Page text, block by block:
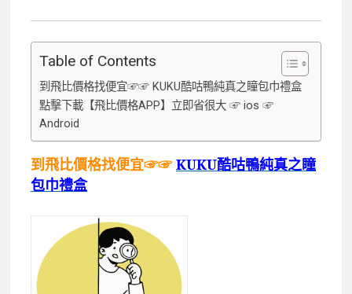
Table of Contents
到飛比價格找便宜☞☞ KUKU酷咕鴨純真之瞳包巾禮盒
點擊下載【飛比價格APP】立即省很大 ☞ ios ☞
Android
到飛比價格找便宜☞☞ KUKU酷咕鴨純真之瞳
包巾禮盒